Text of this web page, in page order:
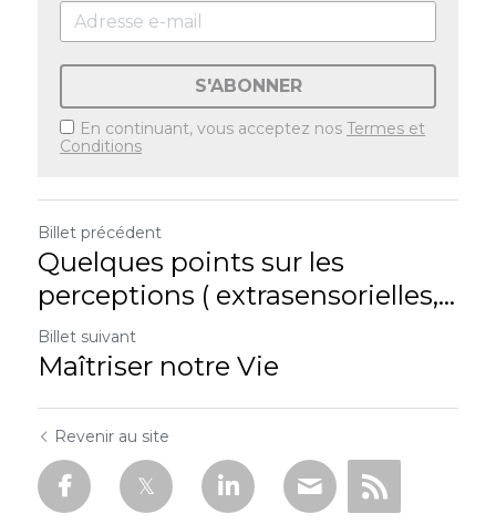
S'ABONNER
En continuant, vous acceptez nos Termes et
Conditions
Billet précédent
Quelques points sur les
perceptions ( extrasensorielles,...
Billet suivant
Maîtriser notre Vie
Revenir au site